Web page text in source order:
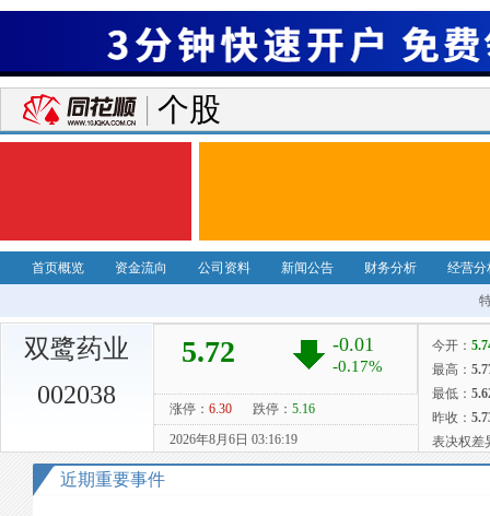
个股
首页概览 资金流向 公司资料 新闻公告 财务分析 经营分
双鹭药业
002038